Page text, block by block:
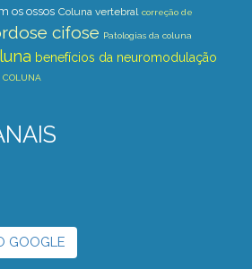
os ossos Coluna vertebral correção de
cifose Patologias da coluna
benefícios da neuromodulação
COLUNA
GOOGLE